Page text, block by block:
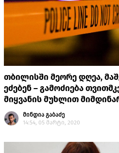
თბილისში მეორე დღეა,
ეძებენ – გამოძიება
მიყვანის მუხლით
მინდია გაბაძე
14:54, 05 მარტი, 2020